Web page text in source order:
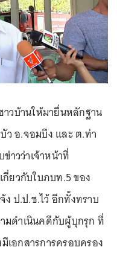
วบ้านให้มายื่นหลักฐาน
อ.จอมบึง และ ต.ท่า
าวว่าเจ้าหน้าที่
กี่ยวกับใบภบท.5 ของ
ป.ป.ช.ไว้ อีกทั้งทราบ
มดำเนินคดีกับผู้บุกรุก ที่
อกสารการครอบครอง